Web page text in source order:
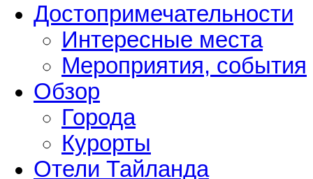
Достопримечательности
Интересные места
Мероприятия, события
Обзор
Города
Курорты
Отели Тайланда